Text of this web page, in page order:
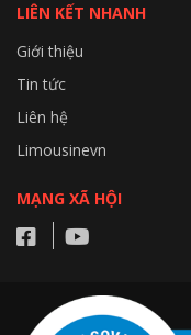
LIÊN KẾT NHANH
Giới thiệu
Tin tức
Liên hệ
Limousinevn
MẠNG XÃ HỘI